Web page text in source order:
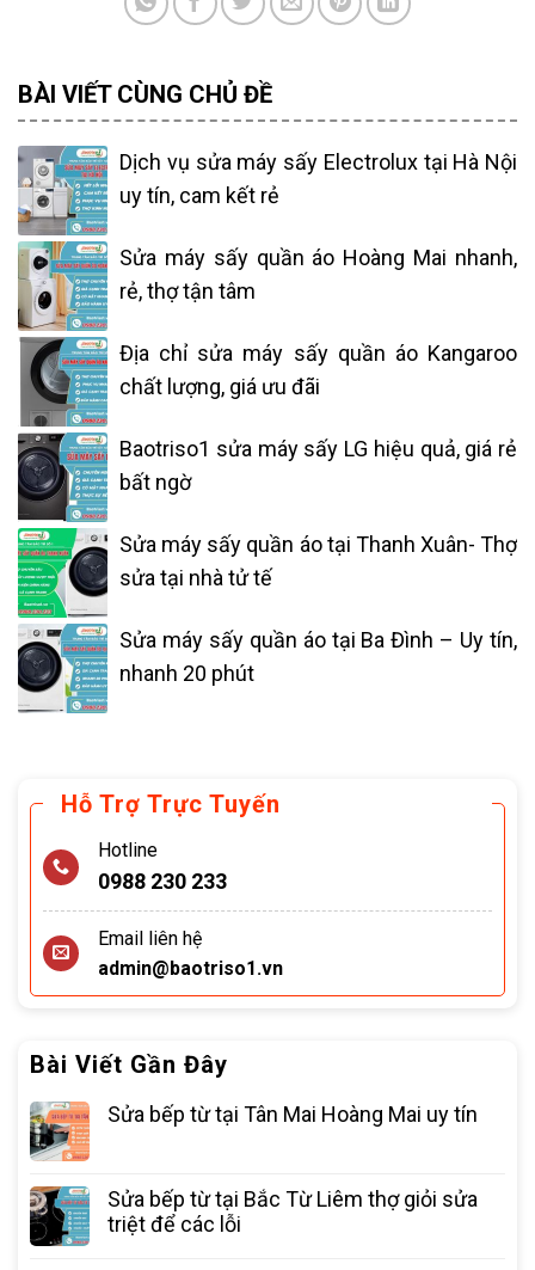
Hỗ Trợ Trực Tuyến
Hotline
0988 230 233
Email liên hệ
admin@baotriso1.vn
Bài Viết Gần Đây
Sửa bếp từ tại Tân Mai Hoàng Mai uy tín
Sửa bếp từ tại Bắc Từ Liêm thợ giỏi sửa
triệt để các lỗi
BÀI VIẾT CÙNG CHỦ ĐỀ
Dịch vụ sửa máy sấy Electrolux tại Hà Nội
uy tín, cam kết rẻ
Sửa máy sấy quần áo Hoàng Mai nhanh,
rẻ, thợ tận tâm
Địa chỉ sửa máy sấy quần áo Kangaroo
chất lượng, giá ưu đãi
Baotriso1 sửa máy sấy LG hiệu quả, giá rẻ
bất ngờ
Sửa máy sấy quần áo tại Thanh Xuân- Thợ
sửa tại nhà tử tế
Sửa máy sấy quần áo tại Ba Đình – Uy tín,
nhanh 20 phút